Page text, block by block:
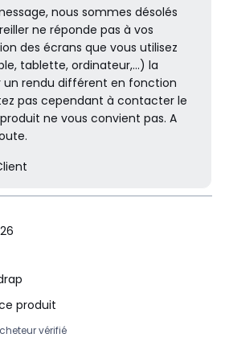
nous sommes désolés
ne réponde pas à vos
des écrans que vous utilisez
tablette, ordinateur,...) la
un rendu différent en fonction
pas cependant à contacter le
ne vous convient pas. A
produit
vérifié